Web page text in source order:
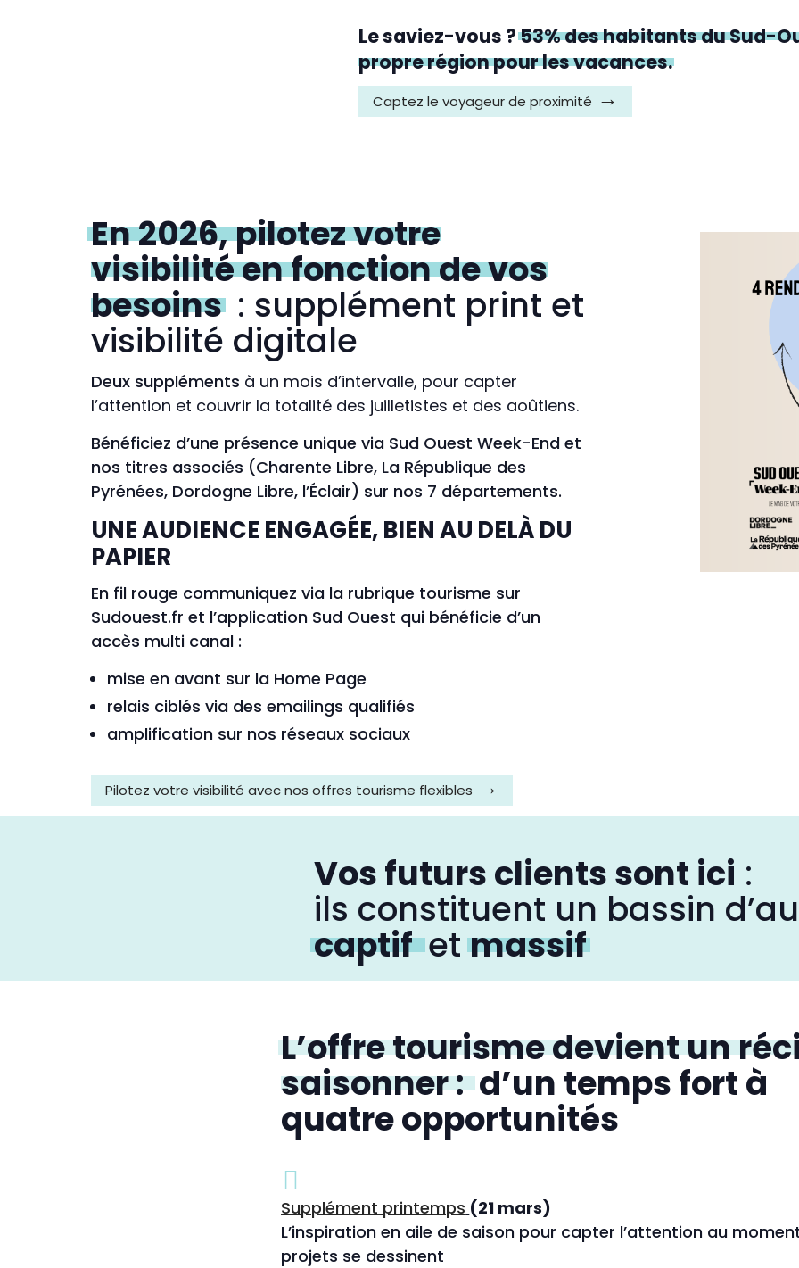
Le saviez-vous ?53% des habitants du Sud-
propre région pour les vacances.
Captez le voyageur de proximité
En 2026, pilotez votre
visibilité en fonction de vos
besoins : supplément print et
visibilité digitale
Deux suppléments à un mois d’intervalle, pour capter
l’attention et couvrir la totalité des juilletistes et des aoûtiens.
Bénéficiez d’une présence unique via Sud Ouest Week-End et
nos titres associés (Charente Libre, La République des
Pyrénées, Dordogne Libre, l’Éclair) sur nos 7 départements.
UNE AUDIENCE ENGAGÉE, BIEN AU DELÀ DU
PAPIER
En fil rouge communiquez via la rubrique tourisme sur
Sudouest.fr et l’application Sud Ouest qui bénéficie d’un
accès multi canal :
mise en avant sur la Home Page
relais ciblés via des emailings qualifiés
amplification sur nos réseaux sociaux
Pilotez votre visibilité avec nos offres tourisme flexibles
Vos futurs clients sont ici :
ils constituent un bassin
captif etmassif
L’offre tourisme devient un
saisonner :d’un temps fort à
quatre opportunités
Supplément printemps (21 mars)
L’inspiration en aile de saison pour capter l’attention au
projets se dessinent